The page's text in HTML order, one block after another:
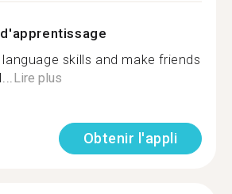
skills and make friends
Lire plus
Obtenir l'appli